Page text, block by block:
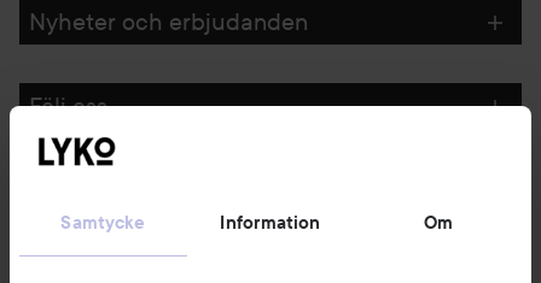
Samtycke Information Om
Nyheter och erbjudanden
Följ oss